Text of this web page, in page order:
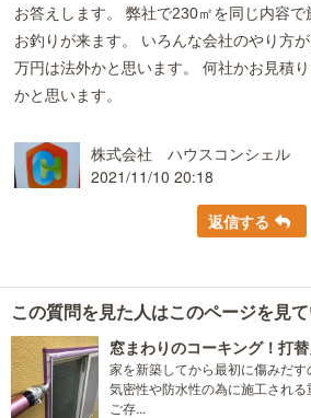
お答えします。 弊社で230㎡を同じ内容
お釣りが来ます。 いろんな会社のやり方
万円は法外かと思います。 何社かお見積
かと思います。
株式会社 ハウスコンシェル
2021/11/10 20:18
返信する
この質問を見た人はこのページを見て
窓まわりのコーキング！打
家を新築してから最初に傷みだ
気密性や防水性の為に施工され
ご存...